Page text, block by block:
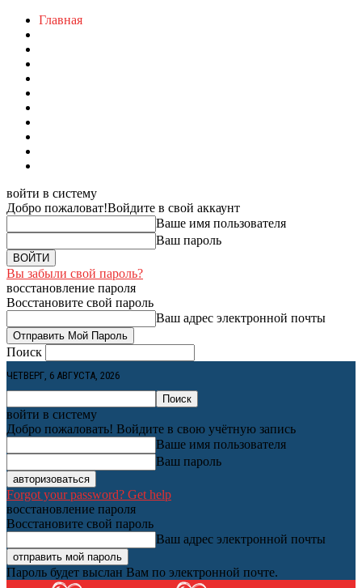
Главная
войти в систему
Добро пожаловат!Войдите в свой аккаунт
Ваше имя пользователя
Ваш пароль
Вы забыли свой пароль?
восстановление пароля
Восстановите свой пароль
Ваш адрес электронной почты
Поиск
ЧЕТВЕРГ, 6 АВГУСТА, 2026
войти в систему
Добро пожаловать! Войдите в свою учётную запись
Ваше имя пользователя
Ваш пароль
Forgot your password? Get help
восстановление пароля
Восстановите свой пароль
Ваш адрес электронной почты
Пароль будет выслан Вам по электронной почте.